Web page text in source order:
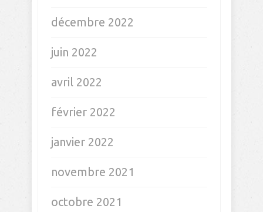
décembre 2022
juin 2022
avril 2022
février 2022
janvier 2022
novembre 2021
octobre 2021